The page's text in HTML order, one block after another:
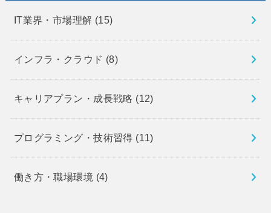
IT業界・市場理解 (15)
インフラ・クラウド (8)
キャリアプラン・成長戦略 (12)
プログラミング・技術習得 (11)
働き方・職場環境 (4)